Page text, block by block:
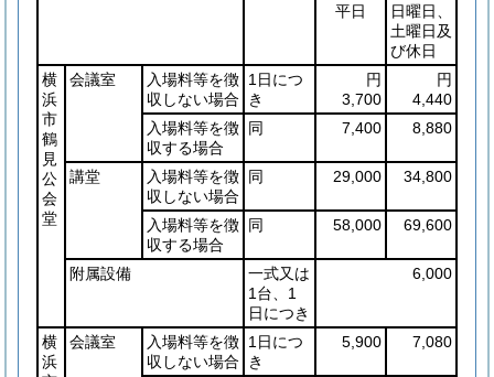
平日
日曜日、
土曜日及
び休日
横
浜
市
鶴
見
公
会
堂
会議室
入場料等を徴
収しない場合
1日につ
き
円
3,700
円
4,440
入場料等を徴
収する場合
同 7,400 8,880
講堂
入場料等を徴
収しない場合
同 29,000 34,800
入場料等を徴
収する場合
同 58,000 69,600
附属設備
一式又は
1台、1
日につき
6,000
横
浜
会議室
入場料等を徴
収しない場合
1日につ
き
5,900 7,080